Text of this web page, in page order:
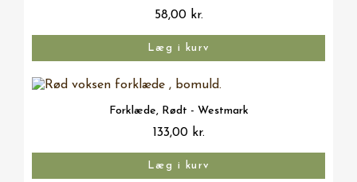
58,00 kr.
Læg i kurv
Vis her
Forklæde, Rødt - Westmark
133,00 kr.
Læg i kurv